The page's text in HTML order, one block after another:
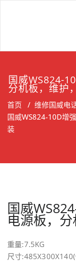
国威WS824-
分机板，维护
首页 / 维修国威电
国威WS824-10D增
装
国威
电源板，
重量:7.5KG
尺寸